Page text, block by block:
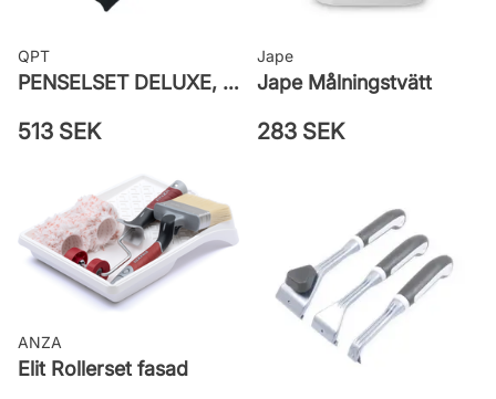
QPT
PENSELSET DELUXE, MÅLA FASAD, ALLA YTOR
513 SEK
Jape
Jape Målningstvätt
283 SEK
ANZA
Elit Rollerset fasad